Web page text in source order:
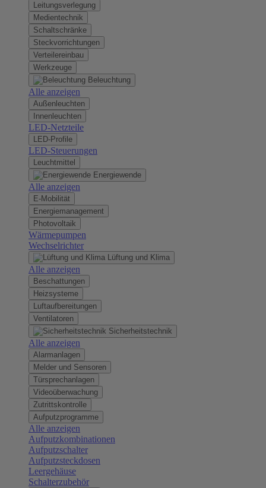
Leitungsverlegung
Medientechnik
Schaltschränke
Steckvorrichtungen
Verteilereinbau
Werkzeuge
Beleuchtung
Alle anzeigen
Außenleuchten
Innenleuchten
LED-Netzteile
LED-Profile
LED-Steuerungen
Leuchtmittel
Energiewende
Alle anzeigen
E-Mobilität
Energiemanagement
Photovoltaik
Wärmepumpen
Wechselrichter
Lüftung und Klima
Alle anzeigen
Beschattungen
Heizsysteme
Luftaufbereitungen
Ventilatoren
Sicherheitstechnik
Alle anzeigen
Alarmanlagen
Melder und Sensoren
Türsprechanlagen
Videoüberwachung
Zutrittskontrolle
Aufputzprogramme
Alle anzeigen
Aufputzkombinationen
Aufputzschalter
Aufputzsteckdosen
Leergehäuse
Schalterzubehör